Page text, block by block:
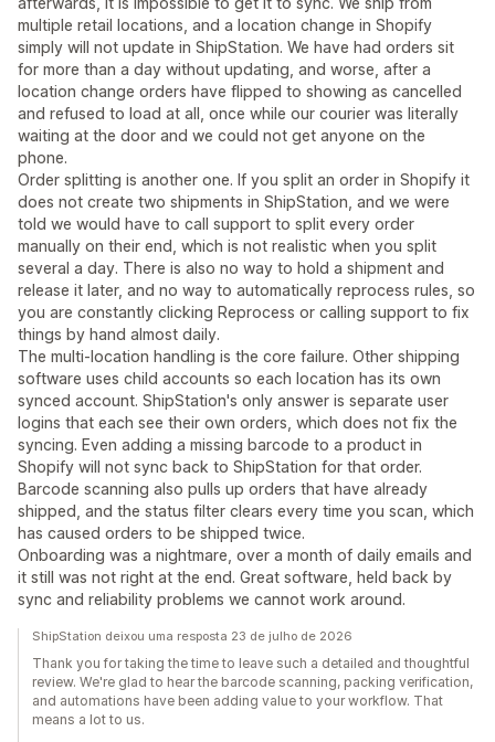
multiple retail locations, and a location change in Shopify
simply will not update in ShipStation. We have had orders sit
for more than a day without updating, and worse, after a
location change orders have flipped to showing as cancelled
and refused to load at all, once while our courier was literally
waiting at the door and we could not get anyone on the
phone.
Order splitting is another one. If you split an order in Shopify it
does not create two shipments in ShipStation, and we were
told we would have to call support to split every order
manually on their end, which is not realistic when you split
several a day. There is also no way to hold a shipment and
release it later, and no way to automatically reprocess rules, so
you are constantly clicking Reprocess or calling support to fix
things by hand almost daily.
The multi-location handling is the core failure. Other shipping
software uses child accounts so each location has its own
synced account. ShipStation's only answer is separate user
logins that each see their own orders, which does not fix the
syncing. Even adding a missing barcode to a product in
Shopify will not sync back to ShipStation for that order.
Barcode scanning also pulls up orders that have already
shipped, and the status filter clears every time you scan, which
has caused orders to be shipped twice.
Onboarding was a nightmare, over a month of daily emails and
it still was not right at the end. Great software, held back by
sync and reliability problems we cannot work around.
ShipStation deixou uma resposta 23 de julho de 2026
Thank you for taking the time to leave such a detailed and thoughtful
review. We're glad to hear the barcode scanning, packing verification,
and automations have been adding value to your workflow. That
means a lot to us.